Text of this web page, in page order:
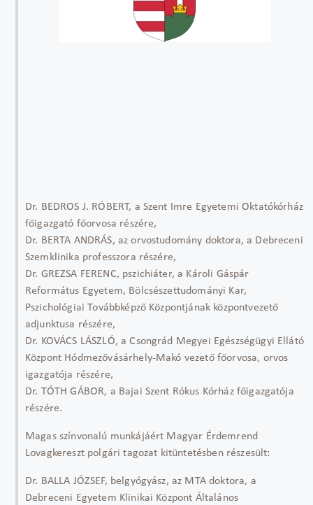
Dr. BEDROS J. RÓBERT, a Szent Imre Egyetemi Oktatókórház
főigazgató főorvosa részére,
Dr. BERTA ANDRÁS, az orvostudomány doktora, a Debreceni
Szemklinika professzora részére,
Dr. GREZSA FERENC, pszichiáter, a Károli Gáspár
Református Egyetem, Bölcsészettudományi Kar,
Pszichológiai Továbbképző Központjának központvezető
adjunktusa részére,
Dr. KOVÁCS LÁSZLÓ, a Csongrád Megyei Egészségügyi Ellátó
Központ Hódmezővásárhely-Makó vezető főorvosa, orvos
igazgatója részére,
Dr. TÓTH GÁBOR, a Bajai Szent Rókus Kórház főigazgatója
részére.
Magas színvonalú munkájáért Magyar Érdemrend
Lovagkereszt polgári tagozat kitüntetésben részesült:
Dr. BALLA JÓZSEF, belgyógyász, az MTA doktora, a
Debreceni Egyetem Klinikai Központ Általános